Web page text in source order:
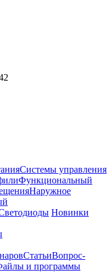
Системы управления
Функциональный
Наружное
Новинки
СтатьиВопрос-
и программы